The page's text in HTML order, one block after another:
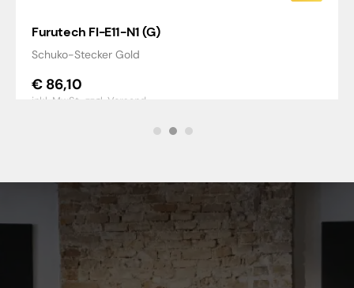
Furutech FI-E11-N1 (G)
Schuko-Stecker Gold
€ 86,10
inkl. MwSt., zzgl. Versand